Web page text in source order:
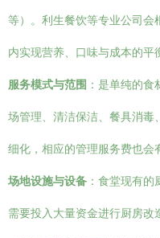
等）。利生餐饮等专业公司会
内实现营养、口味与成本的平
服务模式与范围 ：是单纯的
场管理、清洁保洁、餐具消毒
细化，相应的管理服务费也会
场地设施与设备 ：食堂现有
需要投入大量资金进行厨房